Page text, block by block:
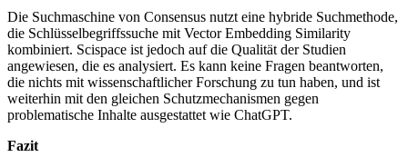
Die Suchmaschine von Consensus nutzt eine hybride Suchmethode,
die Schlüsselbegriffssuche mit Vector Embedding Similarity
kombiniert. Scispace ist jedoch auf die Qualität der Studien
angewiesen, die es analysiert. Es kann keine Fragen beantworten,
die nichts mit wissenschaftlicher Forschung zu tun haben, und ist
weiterhin mit den gleichen Schutzmechanismen gegen
problematische Inhalte ausgestattet wie ChatGPT.
Fazit